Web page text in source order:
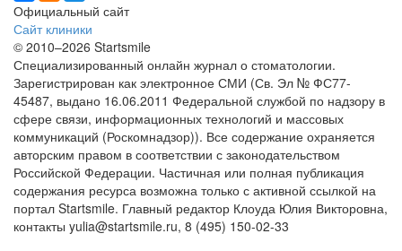
Официальный сайт
Сайт клиники
© 2010–2026 Startsmile
Специализированный онлайн журнал о стоматологии.
Зарегистрирован как электронное СМИ (Св. Эл № ФС77-
45487, выдано 16.06.2011 Федеральной службой по надзору в
сфере связи, информационных технологий и массовых
коммуникаций (Роскомнадзор)). Все содержание охраняется
авторским правом в соответствии с законодательством
Российской Федерации. Частичная или полная публикация
содержания ресурса возможна только с активной ссылкой на
портал Startsmile. Главный редактор Клоуда Юлия Викторовна,
контакты yulia@startsmile.ru, 8 (495) 150-02-33